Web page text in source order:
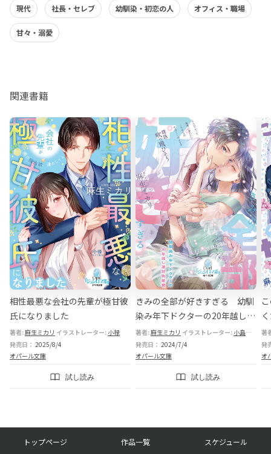
現代 社長・セレブ 幼馴染・初恋の人 オフィス・職場
甘々・溺愛
関連書籍
相性最悪な会社の先輩が極甘彼
氏になりました
著者:麻生ミカリ イラストレーター: 小禄
発売日： 2025/8/4
オパール文庫
試し読み
きみの全部が好きすぎる 幼馴
染み年下ドクターの20年越し激
甘執着愛
著者:麻生ミカリ イラストレーター: 小島きいち
発売日： 2024/7/4
オパール文庫
試し読み
著
発
オ
トップページ 作品一覧 スケジュール